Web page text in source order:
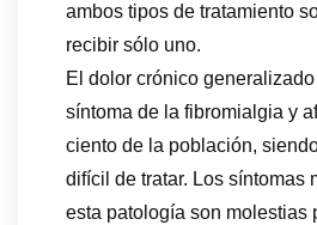
ambos tipos de tratamiento
recibir sólo uno.
El dolor crónico
síntoma de la fibromialgia y
ciento de la población,
difícil de tratar. Los síntomas
esta patología son molestias